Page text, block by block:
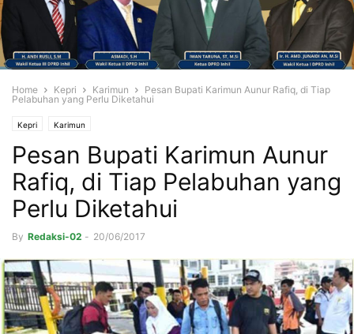
Home Kepri Karimun
Pesan Bupati Karimun Aunur Rafiq, di Tiap
Pelabuhan yang Perlu Diketahui
Kepri Karimun
Pesan Bupati Karimun Aunur
Rafiq, di Tiap Pelabuhan yang
Perlu Diketahui
By Redaksi-02 - 20/06/2017